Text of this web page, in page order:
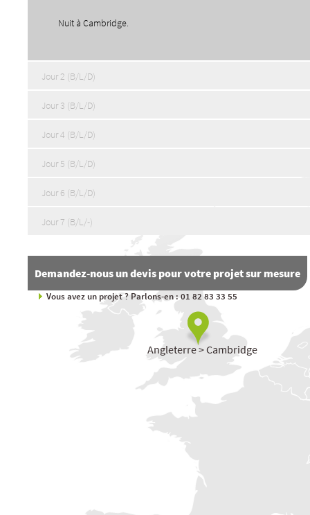
Nuit à Cambridge.
Jour 2 (B/L/D)
Jour 3 (B/L/D)
Jour 4 (B/L/D)
Jour 5 (B/L/D)
Jour 6 (B/L/D)
Jour 7 (B/L/-)
Demandez-nous un devis pour votre projet sur mesure
Vous avez un projet ? Parlons-en : 01 82 83 33 55
Angleterre > Cambridge